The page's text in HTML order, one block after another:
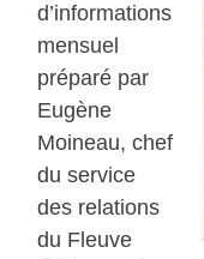
d’informations
mensuel
préparé par
Eugène
Moineau, chef
du service
des relations
du Fleuve